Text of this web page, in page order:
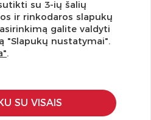
ir pirmi gaukite geriausius
su 3-ių šalių
ir rinkodaros slapukų
galite valdyti
"Slapukų nustatymai".
.
SU VISAIS